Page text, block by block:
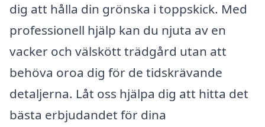
dig att hålla din grönska i toppskick. Med
professionell hjälp kan du njuta av en
vacker och välskött trädgård utan att
behöva oroa dig för de tidskrävande
detaljerna. Låt oss hjälpa dig att hitta det
bästa erbjudandet för dina